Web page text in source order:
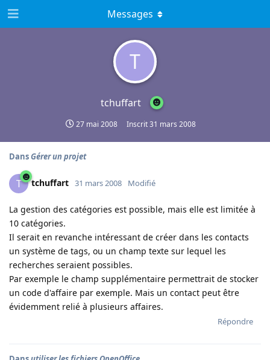
T
tchuffart
27 mai 2008 Inscrit31 mars 2008
Messages
DansGérer un projet
T tchuffart 31 mars 2008 Modifié
La gestion des catégories est possible, mais elle est limitée à
10 catégories.
Il serait en revanche intéressant de créer dans les contacts
un système de tags, ou un champ texte sur lequel les
recherches seraient possibles.
Par exemple le champ supplémentaire permettrait de stocker
un code d'affaire par exemple. Mais un contact peut être
évidemment relié à plusieurs affaires.
Répondre